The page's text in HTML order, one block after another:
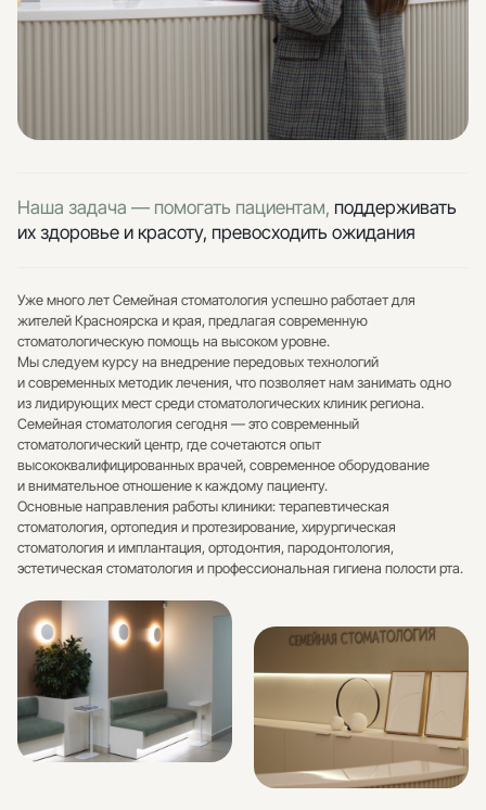
Наша задача — помогать пациентам, поддерживать
их здоровье и красоту, превосходить ожидания
Уже много лет Семейная стоматология успешно работает для
жителей Красноярска и края, предлагая современную
стоматологическую помощь на высоком уровне.
Мы следуем курсу на внедрение передовых технологий
и современных методик лечения, что позволяет нам занимать одно
из лидирующих мест среди стоматологических клиник региона.
Семейная стоматология сегодня — это современный
стоматологический центр, где сочетаются опыт
высококвалифицированных врачей, современное оборудование
и внимательное отношение к каждому пациенту.
Основные направления работы клиники: терапевтическая
стоматология, ортопедия и протезирование, хирургическая
стоматология и имплантация, ортодонтия, пародонтология,
эстетическая стоматология и профессиональная гигиена полости рта.